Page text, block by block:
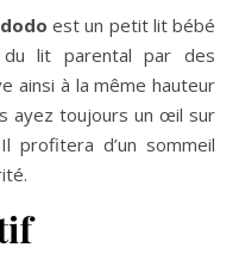
est un petit lit bébé
du lit parental par des
ainsi à la même hauteur
ayez toujours un œil sur
d’un sommeil